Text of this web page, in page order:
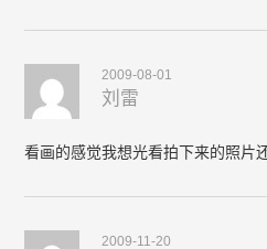
2009-08-01
刘雷
看画的感觉我想光看拍下来的照片
2009-11-20